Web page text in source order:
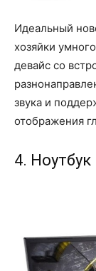
Идеальный
хозяйки
девайс со
звука и
отображения
4.